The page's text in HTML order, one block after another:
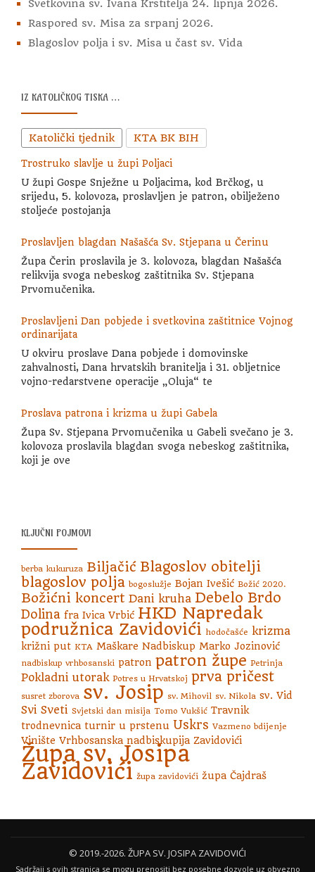
Svetkovina sv. Ivana Krstitelja 24. lipnja 2026.
Raspored sv. Misa za srpanj 2026.
Blagoslov polja i sv. Misa u čast sv. Vida
IZ KATOLIČKOG TISKA …
Katolički tjednik KTA BK BIH
Trostruko slavlje u župi Poljaci
U župi Gospe Snježne u Poljacima, kod Brčkog, u
srijedu, 5. kolovoza, proslavljen je patron, obilježeno
stoljeće postojanja
Proslavljen blagdan Našašća Sv. Stjepana u Čerinu
Župa Čerin proslavila je 3. kolovoza, blagdan Našašća
relikvija svoga nebeskog zaštitnika Sv. Stjepana
Prvomučenika.
Proslavljeni Dan pobjede i svetkovina zaštitnice Vojnog
ordinarijata
U okviru proslave Dana pobjede i domovinske
zahvalnosti, Dana hrvatskih branitelja i 31. obljetnice
vojno-redarstvene operacije „Oluja“ te
Proslava patrona i krizma u župi Gabela
Župa Sv. Stjepana Prvomučenika u Gabeli svečano je 3.
kolovoza proslavila blagdan svoga nebeskog zaštitnika,
koji je ove
KLJUČNI POJMOVI
berba kukuruza Biljačić Blagoslov obitelji
blagoslov polja bogoslužje Bojan Ivešić Božić 2020.
Božićni koncert Dani kruha Debelo Brdo
Dolina fra Ivica Vrbić HKD Napredak
podružnica Zavidovići hodočašće krizma
križni put KTA Maškare Nadbiskup Marko Jozinović
nadbiskup vrhbosanski patron patron župe Petrinja
Pokladni utorak Potres u Hrvatskoj prva pričest
susret zborova sv. Josip sv. Mihovil sv. Nikola sv. Vid
Svi Sveti Svjetski dan misija Tomo Vukšić Travnik
trodnevnica turnir u prstenu Uskrs Vazmeno bdijenje
Vinište Vrhbosanska nadbiskupija Zavidovići
Župa sv. Josipa
Zavidovići župa zavidovići župa Čajdraš
© 2019.-2026. ŽUPA SV. JOSIPA ZAVIDOVIĆI
Sadržaji s ovih stranica se mogu prenositi bez posebne dozvole uz obvezno